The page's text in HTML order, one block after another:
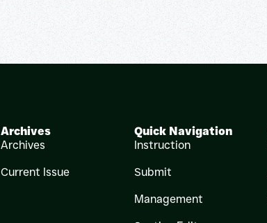
Archives
Archives
Current Issue
Quick Navigation
Instruction
Submit
Management